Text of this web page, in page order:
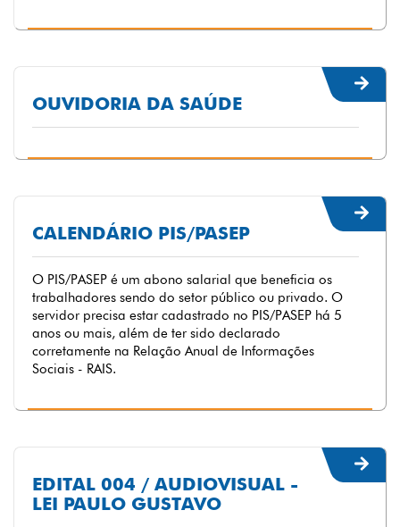
OUVIDORIA DA SAÚDE
CALENDÁRIO PIS/PASEP
O PIS/PASEP é um abono salarial que beneficia os
trabalhadores sendo do setor público ou privado. O
servidor precisa estar cadastrado no PIS/PASEP há 5
anos ou mais, além de ter sido declarado
corretamente na Relação Anual de Informações
Sociais - RAIS.
EDITAL 004 / AUDIOVISUAL -
LEI PAULO GUSTAVO